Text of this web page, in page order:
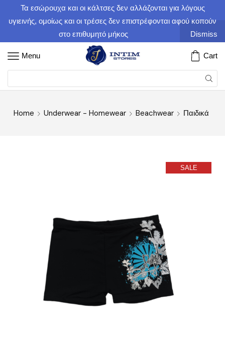
Τα εσώρουχα και οι κάλτσες δεν αλλάζονται για λόγους
υγιεινής, ομοίως και οι τρέσες δεν επιστρέφονται αφού κοπούν
στο επιθυμητό μήκος
Dismiss
Menu Cart
Home Underwear - Homewear Beachwear Παιδικά
SALE